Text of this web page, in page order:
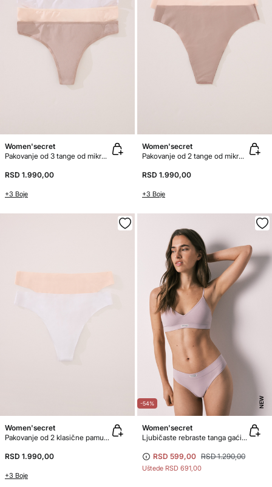
Women'secret
Pakovanje od 3 tange od mikrofiber
RSD 1.990,00
+3 Boje
Women'secret
Pakovanje od 2 tange od mikrofiber
RSD 1.990,00
+3 Boje
Women'secret
Pakovanje od 2 klasične pamučne tange
RSD 1.990,00
+3 Boje
-54% NEW
Women'secret
Ljubičaste rebraste tanga gaćice bez šavova
RSD 599,00 RSD 1.290,00
Uštede RSD 691,00